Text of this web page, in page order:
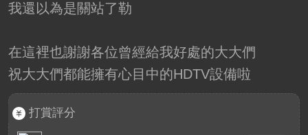
我還以為是關站了勒
在這裡也謝謝各位曾經給我好處的大大們
祝大大們都能擁有心目中的HDTV設備啦
打賞評分